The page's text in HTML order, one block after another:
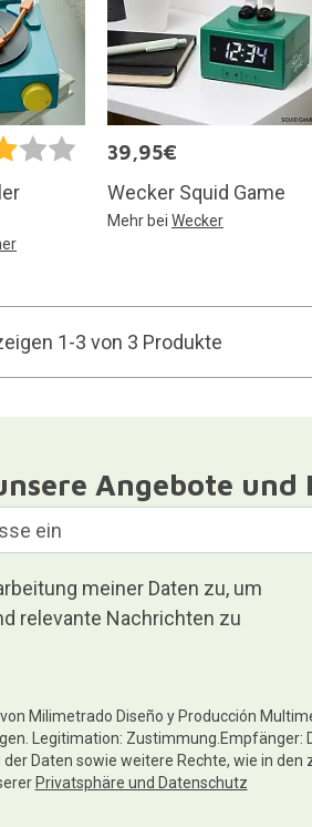
39,95€
Wecker Squid Game
Mehr bei Wecker
1-3 von 3 Produkte
Angebote und
meiner Daten zu, um
relevante Nachrichten zu
Milimetrado Diseño y Producción
Legitimation: Zustimmung.Empfänger:
Daten sowie weitere Rechte, wie in
Privatsphäre und Datenschutz